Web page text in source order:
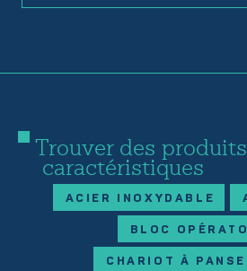
Trouver des
caractéristiques
ACIER INOXYDABLE
BLOC
CHARIOT À